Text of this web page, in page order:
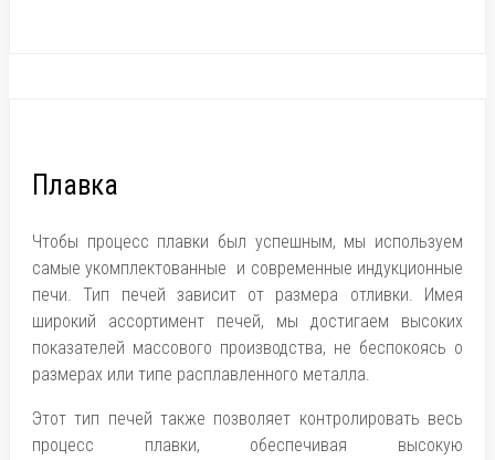
Плавка
Чтобы процесс плавки был успешным, мы используем
самые укомплектованные и современные индукционные
печи. Тип печей зависит от размера отливки. Имея
широкий ассортимент печей, мы достигаем высоких
показателей массового производства, не беспокоясь о
размерах или типе расплавленного металла.
Этот тип печей также позволяет контролировать весь
процесс плавки, обеспечивая высокую